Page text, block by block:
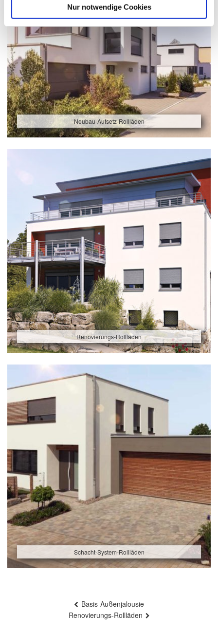
Nur notwendige Cookies
Neubau-Aufsetz-Rollläden
Renovierungs-Rollläden
Schacht-System-Rollläden
Basis-Außenjalousie
Renovierungs-Rollläden